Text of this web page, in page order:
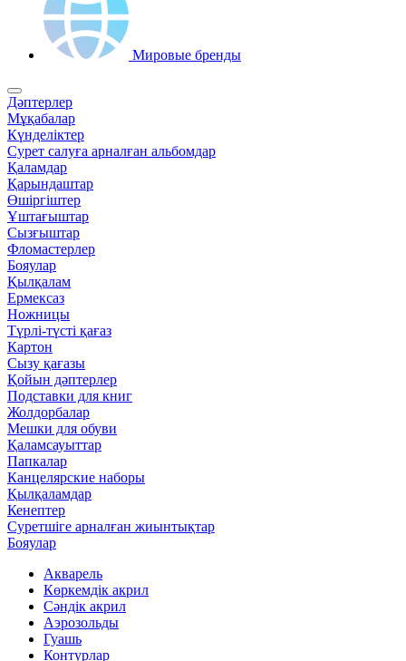
Мировые бренды
Дәптерлер
Мұқабалар
Күнделіктер
Сурет салуға арналған альбомдар
Қаламдар
Қарындаштар
Өшіргіштер
Ұштағыштар
Сызғыштар
Фломастерлер
Бояулар
Қылқалам
Ермексаз
Ножницы
Түрлі-түсті қағаз
Картон
Сызу қағазы
Қойын дәптерлер
Подставки для книг
Жолдорбалар
Мешки для обуви
Қаламсауыттар
Папкалар
Канцелярские наборы
Қылқаламдар
Кенептер
Суретшіге арналған жиынтықтар
Бояулар
Акварель
Көркемдік акрил
Сәндік акрил
Аэрозольды
Гуашь
Контурлар